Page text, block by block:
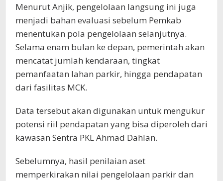
Menurut Anjik, pengelolaan langsung ini juga
menjadi bahan evaluasi sebelum Pemkab
menentukan pola pengelolaan selanjutnya.
Selama enam bulan ke depan, pemerintah akan
mencatat jumlah kendaraan, tingkat
pemanfaatan lahan parkir, hingga pendapatan
dari fasilitas MCK.
Data tersebut akan digunakan untuk mengukur
potensi riil pendapatan yang bisa diperoleh dari
kawasan Sentra PKL Ahmad Dahlan.
Sebelumnya, hasil penilaian aset
memperkirakan nilai pengelolaan parkir dan